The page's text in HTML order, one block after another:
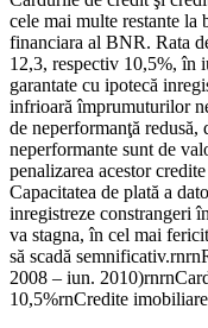
cele mai multe restante la
financiara al BNR. Rata
12,3, respectiv 10,5%, în
garantate cu ipotecă
infrioară împrumuturilor
de neperformanţă redusă,
neperformante sunt de
penalizarea acestor
Capacitatea de plată a
inregistreze constrangeri
va stagna, în cel mai
să scadă
2008 – iun.
10,5%rnCredite